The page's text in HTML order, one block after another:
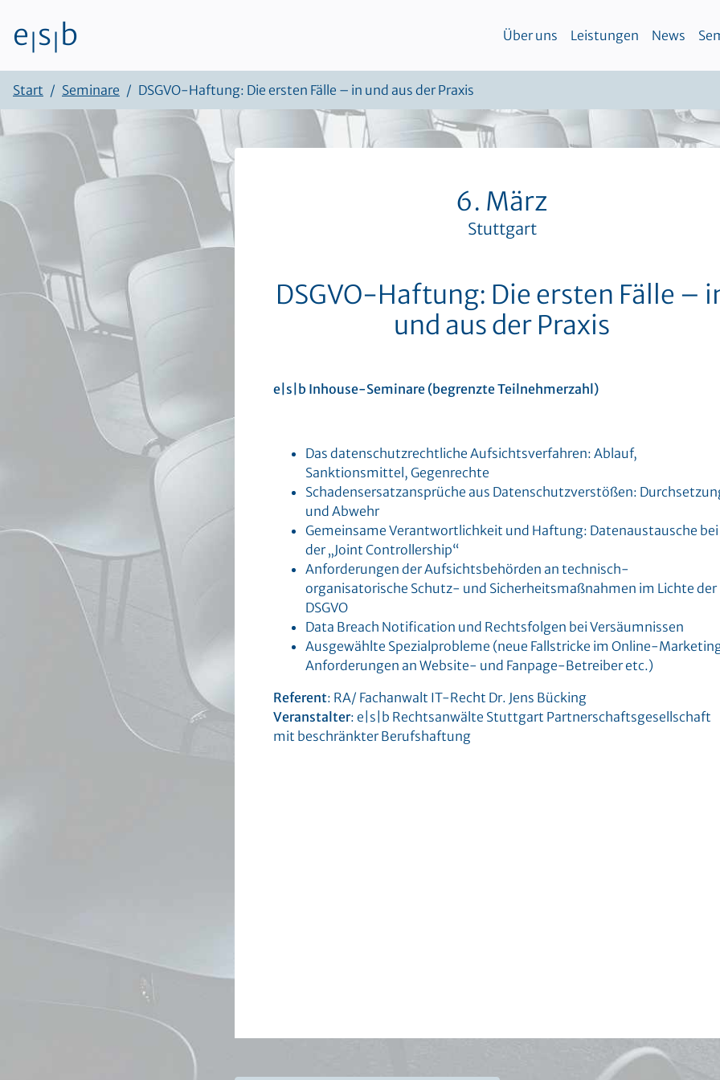
Zum Inhalt
e s b Über uns Leistungen News
Start Seminare DSGVO-Haftung: Die ersten Fälle – in und aus der Praxis
6. März
Stuttgart
DSGVO-Haftung: Die ersten Fälle –
und aus der Praxis
e|s|b Inhouse-Seminare (begrenzte Teilnehmerzahl)
Das datenschutzrechtliche Aufsichtsverfahren: Ablauf,
Sanktionsmittel, Gegenrechte
Schadensersatzansprüche aus Datenschutzverstößen:
und Abwehr
Gemeinsame Verantwortlichkeit und Haftung: Datenaustausche bei
der „Joint Controllership“
Anforderungen der Aufsichtsbehörden an technisch-
organisatorische Schutz- und Sicherheitsmaßnahmen im Lichte der
DSGVO
Data Breach Notification und Rechtsfolgen bei Versäumnissen
Ausgewählte Spezialprobleme (neue Fallstricke im Online-
Anforderungen an Website- und Fanpage-Betreiber etc.)
Referent: RA/ Fachanwalt IT-Recht Dr. Jens Bücking
Veranstalter: e|s|b Rechtsanwälte Stuttgart Partnerschaftsgesellschaft
mit beschränkter Berufshaftung